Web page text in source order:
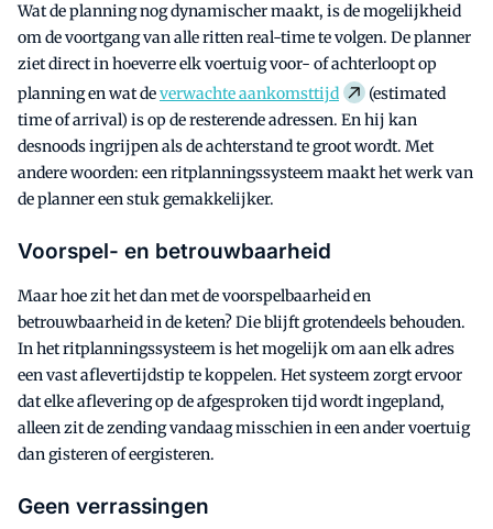
Wat de planning nog dynamischer maakt, is de mogelijkheid
om de voortgang van alle ritten real-time te volgen. De planner
ziet direct in hoeverre elk voertuig voor- of achterloopt op
planning en wat deverwachte aankomsttijd
(estimated
time of arrival) is op de resterende adressen. En hij kan
desnoods ingrijpen als de achterstand te groot wordt. Met
andere woorden: een ritplanningssysteem maakt het werk van
de planner een stuk gemakkelijker.
Voorspel- en betrouwbaarheid
Maar hoe zit het dan met de voorspelbaarheid en
betrouwbaarheid in de keten? Die blijft grotendeels behouden.
In het ritplanningssysteem is het mogelijk om aan elk adres
een vast aflevertijdstip te koppelen. Het systeem zorgt ervoor
dat elke aflevering op de afgesproken tijd wordt ingepland,
alleen zit de zending vandaag misschien in een ander voertuig
dan gisteren of eergisteren.
Geen verrassingen